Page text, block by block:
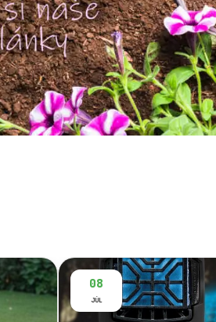
08
JÚL